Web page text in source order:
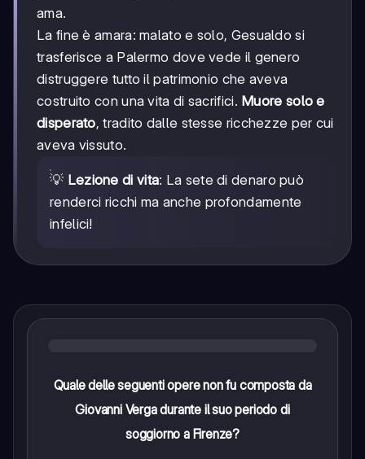
ama.
La fine è amara: malato e solo, Gesualdo si
trasferisce a Palermo dove vede il genero
distruggere tutto il patrimonio che aveva
costruito con una vita di sacrifici. Muore solo e
disperato, tradito dalle stesse ricchezze per cui
aveva vissuto.
💡 Lezione di vita: La sete di denaro può
renderci ricchi ma anche profondamente
infelici!
Quale delle seguenti opere non fu composta da
Giovanni Verga durante il suo periodo di
soggiorno a Firenze?